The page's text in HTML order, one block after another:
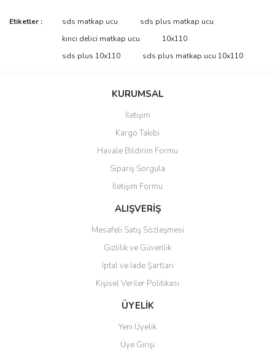
Bu ürüne ilk yorumu siz yapın!
Bu ürünün fiyat bilgisi, resim, ürün açıklamalarında ve diğer
tarafımıza iletebilirsiniz.
Görüş ve önerileriniz için teşekkür ederiz.
Ürün bilgilerinde hatalar bulunuyor.
Ürün fiyatı diğer sitelerden daha pahalı.
Bu ürüne benzer farklı alternatifler olmalı.
Gönder
Etiketler : sds matkap ucu
sds plus matkap ucu
kırıcı delici matkap ucu
10x110
sds plus 10x110
sds plus matkap ucu 10x110
KURUMSAL
İletişim
Kargo Takibi
Havale Bildirim Formu
Sipariş Sorgula
İletişim Formu
ALIŞVERİŞ
Mesafeli Satış Sözleşmesi
Gizlilik ve Güvenlik
İptal ve İade Şartları
Kişisel Veriler Politikası
ÜYELİK
Yeni Üyelik
Üye Girişi